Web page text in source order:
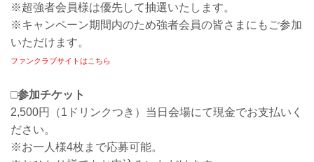
※超強者会員様は優先して抽選いたします。
※キャンペーン期間内のため強者会員の皆さまにもご参加
いただけます。
ファンクラブサイトはこちら
□参加チケット
2,500円（1ドリンクつき）当日会場にて現金でお支払いく
ださい。
※お一人様4枚まで応募可能。